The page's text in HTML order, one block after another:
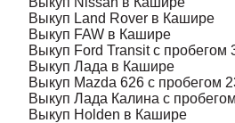
Выкуп Land Rover в Кашире
Выкуп FAW в Кашире
Выкуп Ford Transit с
Выкуп Лада в Кашире
Выкуп Mazda 626 с пробегом
Выкуп Лада Калина с
Выкуп Holden в Кашире